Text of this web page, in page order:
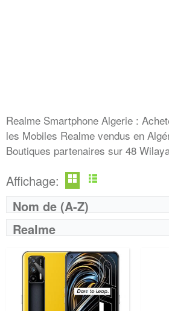
Realme Smartphone Algerie :
les Mobiles Realme vendus en
Boutiques partenaires sur 48
Affichage:
Nom de (A-Z)
Realme